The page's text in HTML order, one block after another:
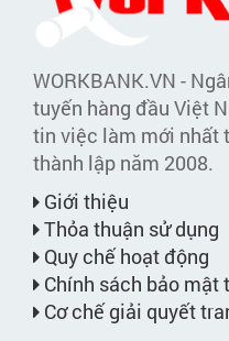
WORKBANK.VN -
tuyến hàng đầu Việt
tin việc làm mới nhất
thành lập năm 2008.
Giới thiệu
Thỏa thuận sử dụng
Quy chế hoạt động
Chính sách bảo mật
Cơ chế giải quyết